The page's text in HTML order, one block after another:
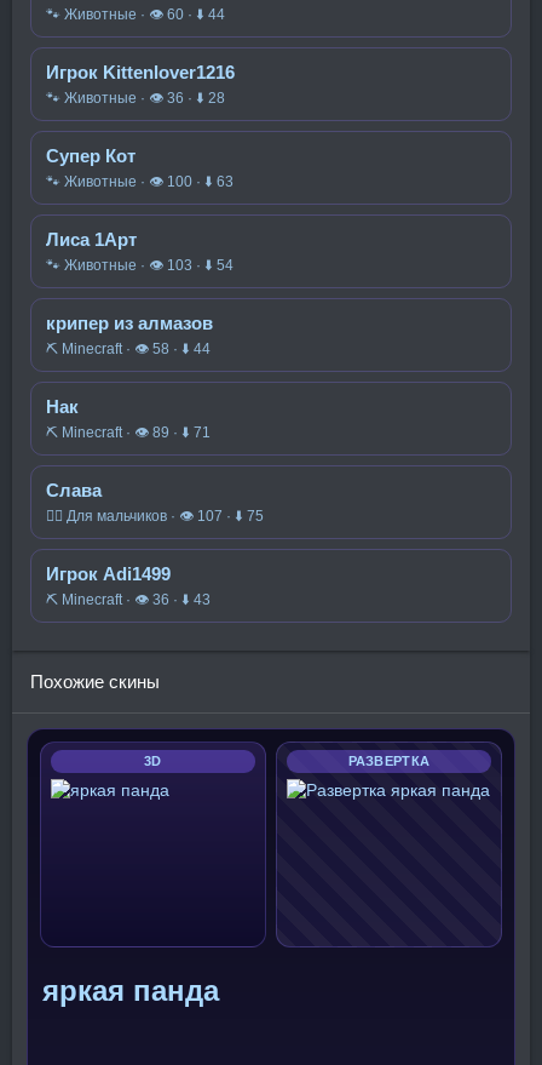
🐾 Животные · 👁 60 · ⬇ 44
Игрок Kittenlover1216
🐾 Животные · 👁 36 · ⬇ 28
Супер Кот
🐾 Животные · 👁 100 · ⬇ 63
Лиса 1Арт
🐾 Животные · 👁 103 · ⬇ 54
крипер из алмазов
⛏️ Minecraft · 👁 58 · ⬇ 44
Нак
⛏️ Minecraft · 👁 89 · ⬇ 71
Слава
🧍‍♂️ Для мальчиков · 👁 107 · ⬇ 75
Игрок Adi1499
⛏️ Minecraft · 👁 36 · ⬇ 43
Похожие скины
3D РАЗВЕРТКА
яркая панда